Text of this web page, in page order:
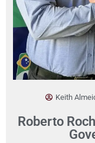
Keith
Roberto